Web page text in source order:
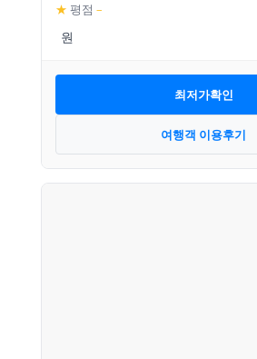
★ 평점 –
최저가확인
여행객 이용후기